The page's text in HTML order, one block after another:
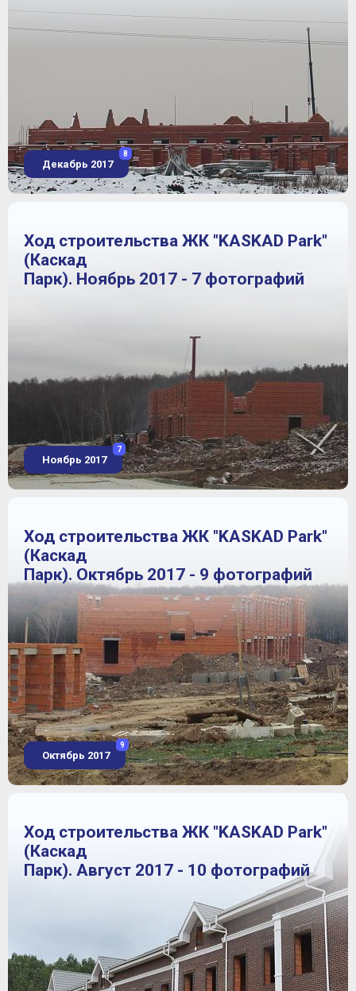
Декабрь 2017
8
Ход строительства ЖК "KASKAD Park"
(Каскад
Парк). Ноябрь 2017 - 7 фотографий
Ноябрь 2017
7
Ход строительства ЖК "KASKAD Park"
(Каскад
Парк). Октябрь 2017 - 9 фотографий
Октябрь 2017
9
Ход строительства ЖК "KASKAD Park"
(Каскад
Парк). Август 2017 - 10 фотографий